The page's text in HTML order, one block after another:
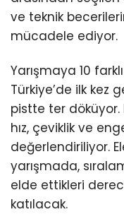
ve teknik
mücadele ediyor.
Yarışmaya 10
Türkiye’de ilk kez
pistte ter döküyor.
hız, çeviklik ve
değerlendiriliyor.
yarışmada,
elde ettikleri
katılacak.